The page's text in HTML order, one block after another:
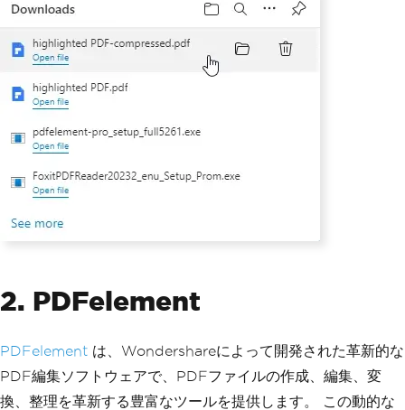
2. PDFelement
PDFelement は、Wondershareによって開発された革新的な
PDF編集ソフトウェアで、PDFファイルの作成、編集、変
換、整理を革新する豊富なツールを提供します。 この動的な